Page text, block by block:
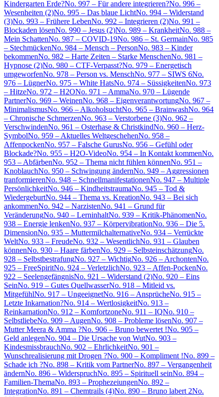
Kindergarten Erde?No. 997 – Für andere integrieren?No. 996 –
Wesenheiten (2)No. 995 – Das blaue LichtNo. 994 – Widerstand
(3)No. 993 – Frühere LebenNo. 992 – Integrieren (2)No. 991 –
Blockaden lösenNo. 990 – Jesus (2)No. 989 – KrankheitNo. 988 –
Mein SchattenNo. 987 – COVID-19No. 986 – St. GermainNo. 985
– StechmückenNo. 984 – Mensch – PersonNo. 983 – Kinder
bekommenNo. 982 – Harte Zeiten – Starke MenschenNo. 981 –
Hypnose (2)No. 980 – CTF-Verpasst?No. 979 – Energetisch
umgeworfenNo. 978 – Person vs. MenschNo. 977 – SIWS 6No.
976 – LügnerNo. 975 – White HatsNo. 974 – SüssigkeitenNo. 973
– HitzeNo. 972 – H2ONo. 971 – AmmaNo. 970 – Lügende
PartnerNo. 969 – WeinenNo. 968 – EigenverantwortungNo. 967 –
MinimalismusNo. 966 – AlkoholsuchtNo. 965 – BrainwashNo. 964
– Chronische SchmerzenNo. 963 – Verstorbene (3)No. 962 –
VerschwindenNo. 961 – Osterhase & ChristkindNo. 960 – Herz-
SymbolNo. 959 – Aktuelles WeltgeschehenNo. 958 –
AffenpockenNo. 957 – Falsche GurusNo. 956 – Gefühl oder
Blockade?No. 955 – H2O-VideoNo. 954 – In Kontakt kommenNo.
953 – AbfärbenNo. 952 – Thema nicht fühlen könnenNo. 951 –
KnoblauchNo. 950 – Schwingung ändernNo. 949 – Aggressionen
tranformierenNo. 948 – SchnellmanifestationenNo. 947 – Multiple
PersönlichkeitNo. 946 – KindheitstraumaNo. 945 – Tod &
WiedergeburtNo. 944 – Thema vs. KreationNo. 943 – Bei sich
ankommenNo. 942 – NarzistenNo. 941 – Grund für
VeränderungNo. 940 – LerninhaltNo. 939 – Kritik-PhänomenNo.
938 – Energie lenkenNo. 937 – KörpervibrationNo. 936 – Die 5.
DimensionNo. 935 – MuttermilchalternativeNo. 934 – Verrückte
WeltNo. 933 – FreudeNo. 932 – WesentlichNo. 931 – Glauben
könnenNo. 930 – Haare färbenNo. 929 – SelbsteinschätzungNo.
928 – SelbstbestrafungNo. 927 – WichtigNo. 926 – ArchontenNo.
925 – FreeSpiritNo. 924 – VerletzlichNo. 923 – Affen-PockenNo.
922 – SeelengefängnisNo. 921 – Widerstand (2)No. 920 – Eins
SeinNo. 919 – Gutes QuellwasserNo. 918 – Mitleid vs.
MitgefühlNo. 917 – UngeeignetNo. 916 – AnsprücheNo. 915 –
Letzte Inkarnation?No. 914 – WertlosigkeitNo. 913 –
ReinkarnationNo. 912 – KomfortzoneNo. 911 – IQNo. 910 –
SelbstliebeNo. 909 – AugenNo. 908 – Probleme lösenNo. 907 –
Mutter Meera & Amma ?No. 906 – Bruno bewertet !No. 905 –
Geld anlegenNo. 904 – Die Ursache von WutNo. 903 –
KindesmissbrauchNo. 902 – EhrlichkeitNo. 901 –
Wunschrealisierung mit Drogen ?No. 900 – Kompliment !No. 899 –
Schade ich ?No. 898 – Kritik vom PartnerNo. 897 – Vergangenheit
ändernNo. 896 – WiderspruchNo. 895 – Spirituell seinNo. 894 –
Familien-ThemaNo. 893 – ProphezeiungenNo. 892 –
IntegrationNo. 891 – Chemtrails (4)No. 890 – Bruno labert 2No.